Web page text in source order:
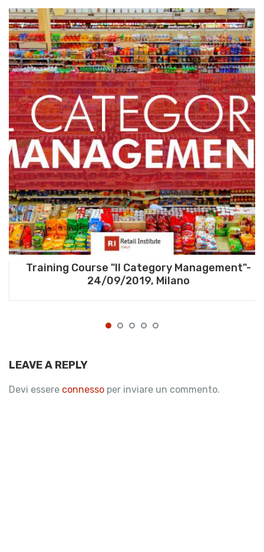
Training Course "Il Category Management"-
24/09/2019, Milano
LEAVE A REPLY
Devi essere connesso per inviare un commento.